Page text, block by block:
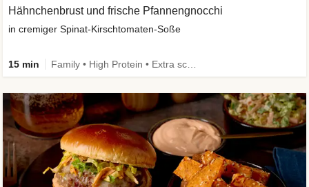
Hähnchenbrust und frische Pfannengnocchi
in cremiger Spinat-Kirschtomaten-Soße
15 min